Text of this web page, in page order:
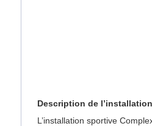
Description de
L’installation sportive